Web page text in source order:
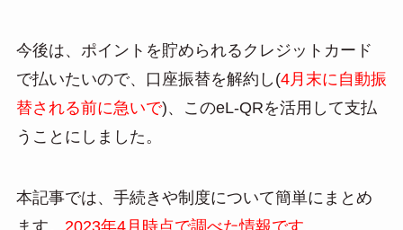
今後は、ポイントを貯められるクレジットカード
で払いたいので、口座振替を解約し(4月末に自動振
替される前に急いで)、このeL-QRを活用して支払
うことにしました。
本記事では、手続きや制度について簡単にまとめ